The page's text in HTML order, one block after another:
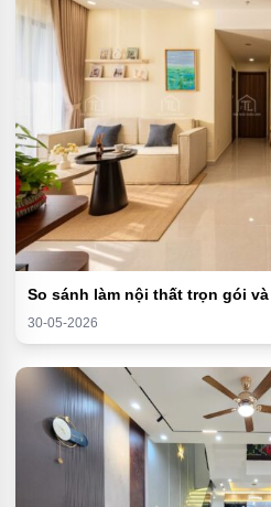
So sánh làm nội thất trọn gói
30-05-2026